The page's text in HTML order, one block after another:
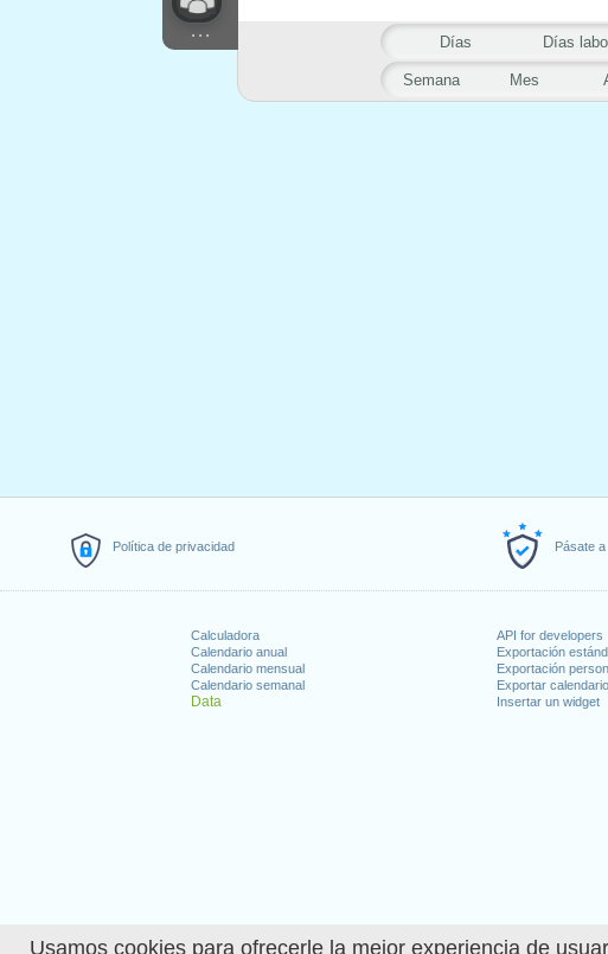
Usamos cookies para ofrecerle la mejor experiencia de
Política de privacidad Pásate
Calculadora
Calendario anual
Calendario mensual
Calendario semanal
Data
API for developers
Exportación
Exportación
Exportar
Insertar un widget
...
Semana Mes
Días Días